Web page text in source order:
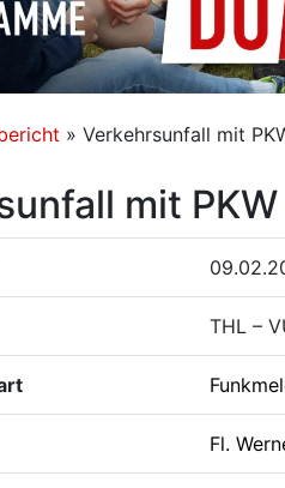
» Verkehrsunfall mit
mit PKW
THL –
Fl.